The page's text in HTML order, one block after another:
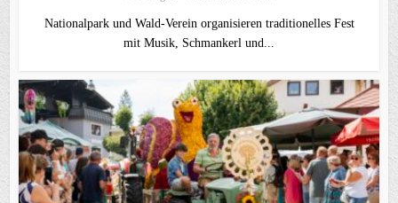
Nationalpark und Wald-Verein organisieren traditionelles Fest
mit Musik, Schmankerl und...